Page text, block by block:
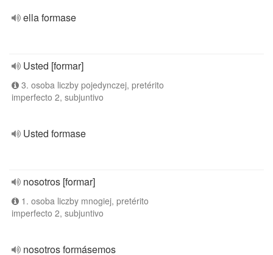
ella formase
Usted [formar]
3. osoba liczby pojedynczej, pretérito
imperfecto 2, subjuntivo
Usted formase
nosotros [formar]
1. osoba liczby mnogiej, pretérito
imperfecto 2, subjuntivo
nosotros formásemos